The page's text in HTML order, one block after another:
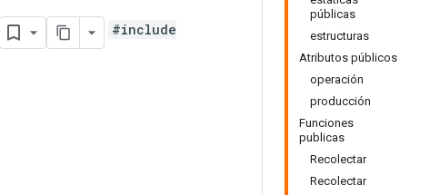
públicas
estructuras
Atributos públicos
operación
producción
Funciones
publicas
Recolectar
Recolectar
#include